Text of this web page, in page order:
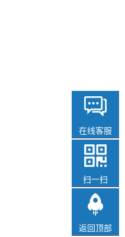
在线客服
扫一扫
返回顶部